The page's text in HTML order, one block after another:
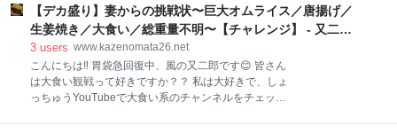
客２名とやはりガラガラ😅 この時間では仕方ありませ
んね。 早速券売機にクーポンを読ませ、クーポン対象
メニューのページからオーダーを。
はダメですよ🙅‍♀️ 風で飛ぶと凶器に変身しますからね‼️
そんな今回は嵐の中ラーメンを食べにいった時の話。
朝Twitterをチェックしていると、スモジからの通知
が。 なんとなんと、「生たまごorすき焼きタレたまご
サービス」とのこと😵 これは行かない手はない、とい
うわけで訪問決定‼️ 仕事の合間を見て13:00過ぎの訪
【デカ盛り】妻からの挑戦状〜巨大オムライス／唐揚げ／
生姜焼き／大食い／総重量不明〜【チャレンジ】 - 又二郎
の大食い＆デカ盛り＆ラーメン日記
3 users www.kazenomata26.net
こんにちは‼️ 胃袋急回復中、風の又二郎です😊 皆さん
は大食い観戦って好きですか？？ 私は大好きで、しょ
っちゅうYouTubeで大食い系のチャンネルをチェック